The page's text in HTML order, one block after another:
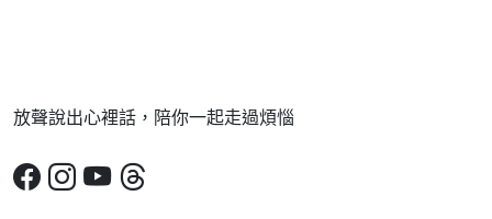
放聲說出心裡話，陪你一起走過煩惱